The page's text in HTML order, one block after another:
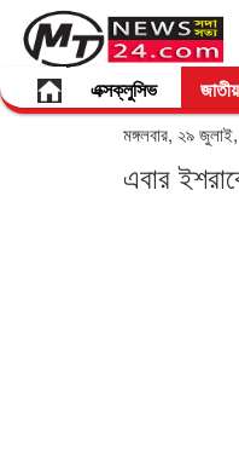
এক্সক্লুসিভ জাতীয়
মঙ্গলবার, ২৯
এবার